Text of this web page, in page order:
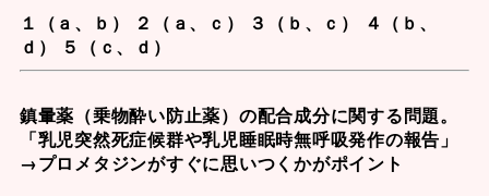
１（ａ、ｂ） ２（ａ、ｃ） ３（ｂ、ｃ） ４（ｂ、
ｄ） ５（ｃ、ｄ）
鎮暈薬（乗物酔い防止薬）の配合成分に関する問題。
「乳児突然死症候群や乳児睡眠時無呼吸発作の報告」
→プロメタジンがすぐに思いつくかがポイント